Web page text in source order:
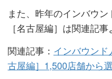
また、昨年のインバウ
［名古屋編］は関連記
関連記事： インバウン
古屋編］1,500店舗から